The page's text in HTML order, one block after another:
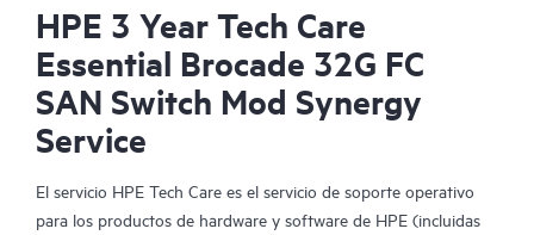
HPE 3 Year Tech Care
Essential Brocade 32G FC
SAN Switch Mod Synergy
Service
El servicio HPE Tech Care es el servicio de soporte operativo
para los productos de hardware y software de HPE (incluidas